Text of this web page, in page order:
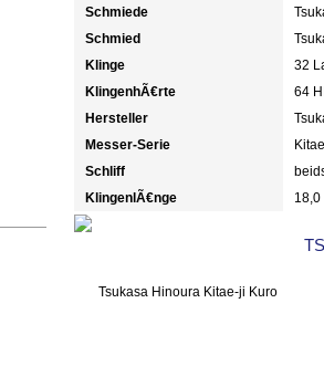
Schmiede
Schmied
Klinge
32
KlingenhÃ€rte
64
Hersteller
Messer-Serie
Schliff
KlingenlÃ€nge
18,0